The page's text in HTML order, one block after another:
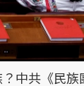
中共《民